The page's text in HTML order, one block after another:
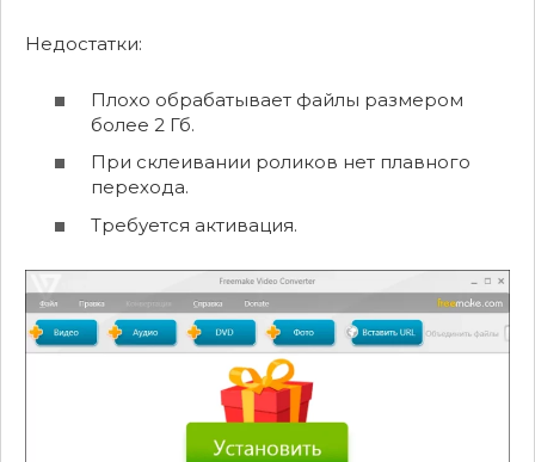
Недостатки:
Плохо обрабатывает файлы размером
более 2 Гб.
При склеивании роликов нет плавного
перехода.
Требуется активация.